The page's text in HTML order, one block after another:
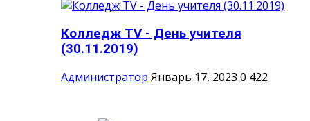
Колледж TV - День учителя
(30.11.2019)
Администратор Январь 17, 2023 0 422